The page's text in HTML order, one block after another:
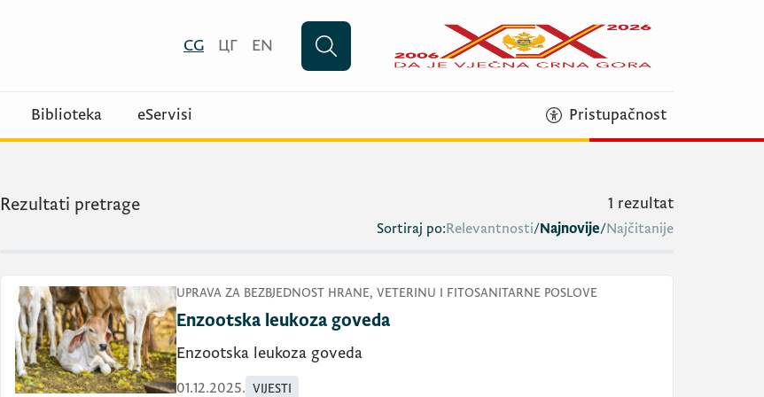
CG ЦГ EN
Biblioteka eServisi Pristupačnost
Rezultati pretrage 1 rezultat
Sortiraj po:Relevantnosti/Najnovije/Najčitanije
UPRAVA ZA BEZBJEDNOST HRANE, VETERINU I FITOSANITARNE POSLOVE
Enzootska leukoza goveda
Enzootska leukoza goveda
01.12.2025. VIJESTI